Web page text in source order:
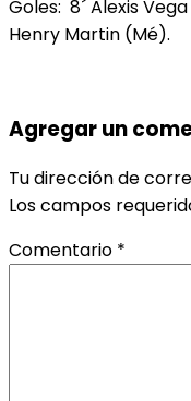
Goles: 8´ Alexis
Henry Martin (Mé).
Agregar un
Tu dirección de
Los campos
Comentario *